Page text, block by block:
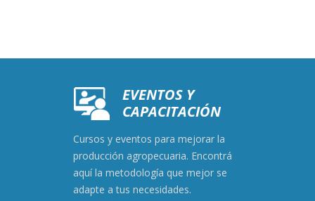
EVENTOS Y
CAPACITACIÓN
Cursos y eventos para mejorar la
producción agropecuaria. Encontrá
aquí la metodología que mejor se
adapte a tus necesidades.